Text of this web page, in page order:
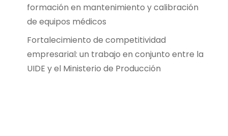
formación en mantenimiento y calibración
de equipos médicos
Fortalecimiento de competitividad
empresarial: un trabajo en conjunto entre la
UIDE y el Ministerio de Producción